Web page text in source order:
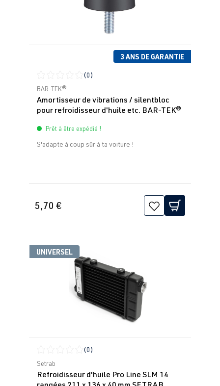
3 ANS DE GARANTIE
Note moyenne de 0 sur 5 étoiles
(0)
BAR-TEK®
Amortisseur de vibrations / silentbloc
pour refroidisseur d'huile etc. BAR-TEK®
Prêt à être expédié !
S'adapte à coup sûr à ta voiture !
5,70 €
UNIVERSEL
Note moyenne de 0 sur 5 étoiles
(0)
Setrab
Refroidisseur d'huile Pro Line SLM 14